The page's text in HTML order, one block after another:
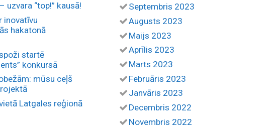
uzvara “top!” kausā!
inovatīvu
hakatonā
startē
konkursā
mūsu ceļš
Latgales reģionā
Septembris 2023
Augusts 2023
Maijs 2023
Aprīlis 2023
Marts 2023
Februāris 2023
Janvāris 2023
Decembris 2022
Novembris 2022